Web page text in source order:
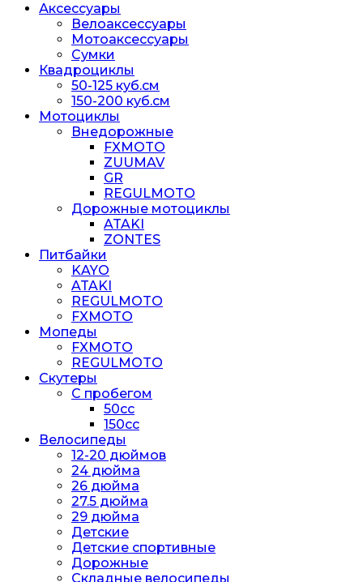
Аксессуары
Велоаксессуары
Мотоаксессуары
Сумки
Квадроциклы
50-125 куб.см
150-200 куб.см
Мотоциклы
Внедорожные
FXMOTO
ZUUMAV
GR
REGULMOTO
Дорожные мотоциклы
ATAKI
ZONTES
Питбайки
KAYO
ATAKI
REGULMOTO
FXMOTO
Мопеды
FXMOTO
REGULMOTO
Скутеры
С пробегом
50cc
150cc
Велосипеды
12-20 дюймов
24 дюйма
26 дюйма
27.5 дюйма
29 дюйма
Детские
Детские спортивные
Дорожные
Складные велосипеды